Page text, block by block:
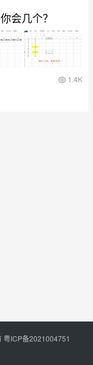
会几个？
1.4K
粤ICP备2021004751